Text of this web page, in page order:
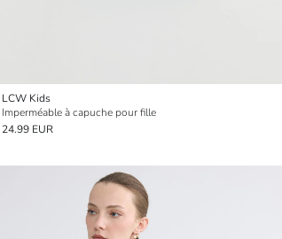
LCW Kids
Imperméable à capuche pour fille
24.99 EUR